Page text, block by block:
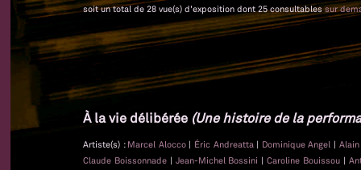
soit un total de 28 vue(s) d'exposition dont 25 consultablessur
À la vie délibérée (Une histoire de la
Artiste(s) : Marcel Alocco | Éric Andreatta | Dominique Angel |
Claude Boissonnade | Jean-Michel Bossini |Caroline Bouissou |